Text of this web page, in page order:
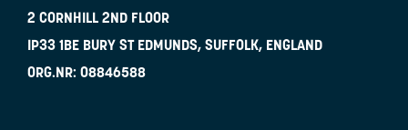
2 CORNHILL 2ND FLOOR
IP33 1BE BURY ST EDMUNDS, SUFFOLK, ENGLAND
ORG.NR: 08846588